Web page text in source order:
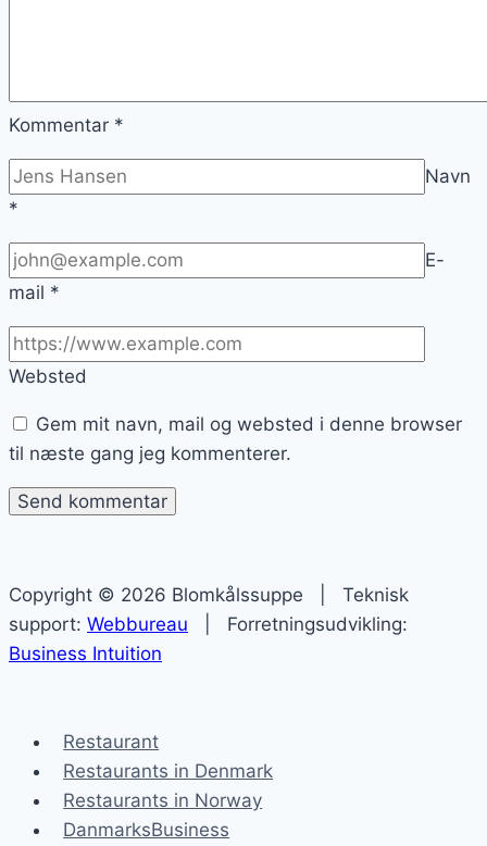
Kommentar *
Navn
*
E-
mail *
Websted
Gem mit navn, mail og websted i denne browser
til næste gang jeg kommenterer.
Copyright © 2026 Blomkålssuppe | Teknisk
support: Webbureau | Forretningsudvikling:
Business Intuition
Restaurant
Restaurants in Denmark
Restaurants in Norway
DanmarksBusiness